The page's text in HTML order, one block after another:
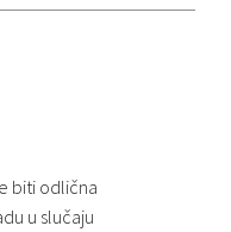
biti odlična
u slučaju